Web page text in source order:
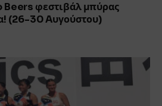
φεστιβάλ μπύρας
(26-30 Aυγούστου)